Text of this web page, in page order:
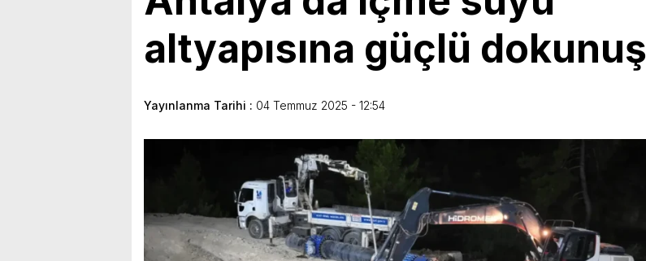
altyapısına güçlü dokunuş
Yayınlanma Tarihi : 04 Temmuz 2025 - 12:54